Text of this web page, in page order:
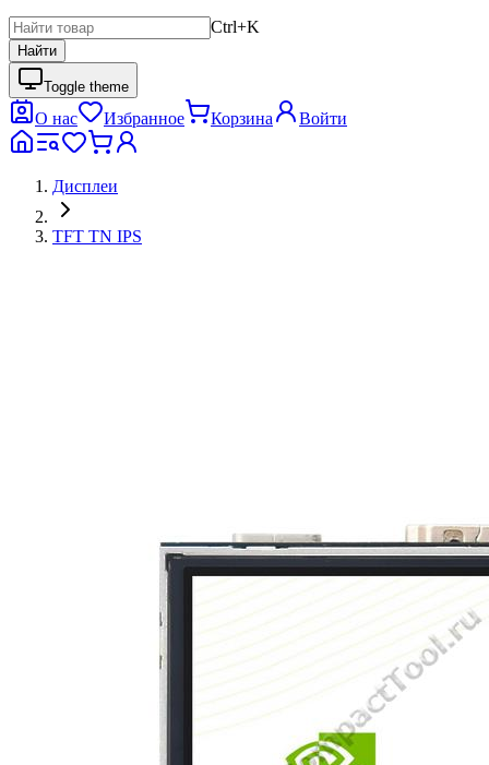
Ctrl+K
Найти
Toggle theme
О нас Избранное Корзина Войти
Дисплеи
TFT TN IPS